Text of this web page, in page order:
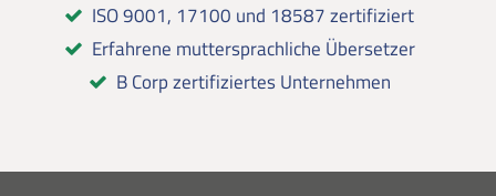
ISO 9001, 17100 und 18587 zertifiziert
Erfahrene muttersprachliche Übersetzer
B Corp zertifiziertes Unternehmen